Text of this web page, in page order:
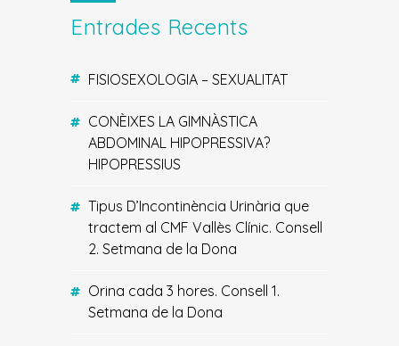
Entrades Recents
FISIOSEXOLOGIA – SEXUALITAT
CONÈIXES LA GIMNÀSTICA
ABDOMINAL HIPOPRESSIVA?
HIPOPRESSIUS
Tipus D’Incontinència Urinària que
tractem al CMF Vallès Clínic. Consell
2. Setmana de la Dona
Orina cada 3 hores. Consell 1.
Setmana de la Dona